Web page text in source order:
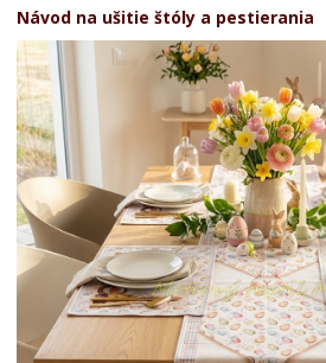
Návod na ušitie štóly a pestierania